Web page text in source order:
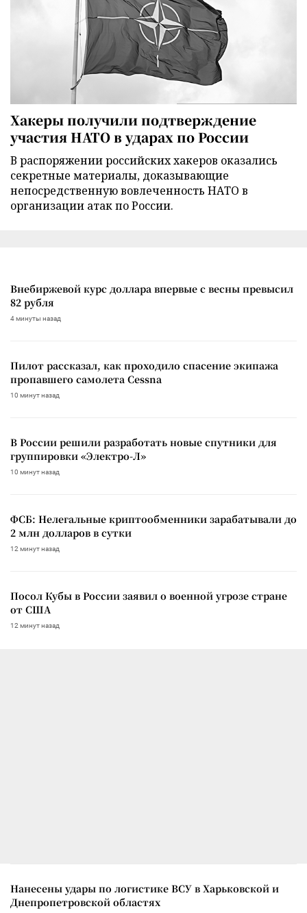
Хакеры получили подтверждение
участия НАТО в ударах по России
В распоряжении российских хакеров оказались
секретные материалы, доказывающие
непосредственную вовлеченность НАТО в
организации атак по России.
Внебиржевой курс доллара впервые с весны превысил
82 рубля
4 минуты назад
Пилот рассказал, как проходило спасение экипажа
пропавшего самолета Cessna
10 минут назад
В России решили разработать новые спутники для
группировки «Электро-Л»
10 минут назад
ФСБ: Нелегальные криптообменники зарабатывали до
2 млн долларов в сутки
12 минут назад
Посол Кубы в России заявил о военной угрозе стране
от США
12 минут назад
Нанесены удары по логистике ВСУ в Харьковской и
Днепропетровской областях